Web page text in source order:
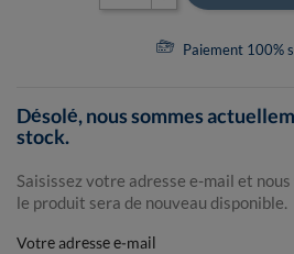
Paiement 100%
Désolé, nous sommes
stock.
Saisissez votre adresse e-mail et
le produit sera de nouveau disponible.
Votre adresse e-mail